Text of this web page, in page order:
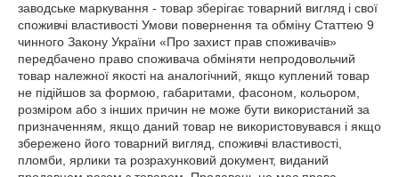
заводське маркування - товар зберігає товарний вигляд і свої
споживчі властивості Умови повернення та обміну Статтею 9
чинного Закону України «Про захист прав споживачів»
передбачено право споживача обміняти непродовольчий
товар належної якості на аналогічний, якщо куплений товар
не підійшов за формою, габаритами, фасоном, кольором,
розміром або з інших причин не може бути використаний за
призначенням, якщо даний товар не використовувався і якщо
збережено його товарний вигляд, споживчі властивості,
пломби, ярлики та розрахунковий документ, виданий